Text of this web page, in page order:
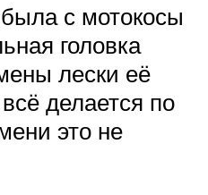
с мотокосы
головка
лески её
делается по
это не